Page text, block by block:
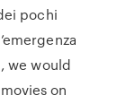
pochi
we would
on